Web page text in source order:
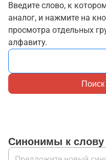
Введите слово, к
аналог, и нажмите на
просмотра отдельных
алфавиту.
Синонимы к